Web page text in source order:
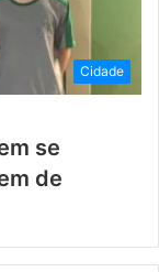
Cidade
se
de